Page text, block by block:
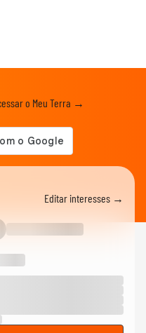
o Meu Terra →
Editar interesses →